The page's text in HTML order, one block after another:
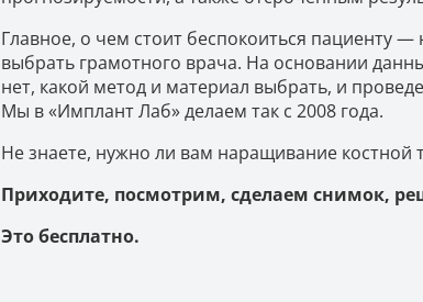
Главное, о чем стоит беспокоиться пациенту —
выбрать грамотного врача. На основании
нет, какой метод и материал выбрать, и
Мы в «Имплант Лаб» делаем так с 2008 года.
Не знаете, нужно ли вам наращивание костной
Приходите, посмотрим, сделаем снимок,
Это бесплатно.